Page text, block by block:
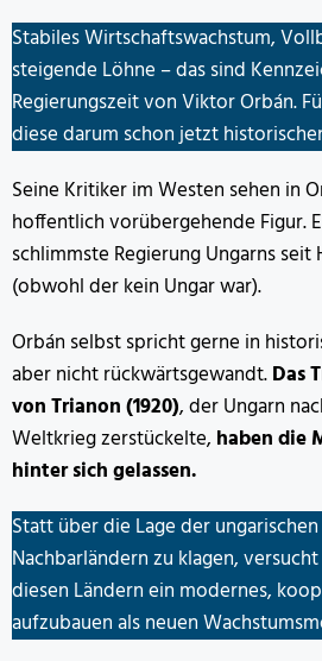
Stabiles Wirtschaftswachstum,
steigende Löhne – das sind
Regierungszeit von Viktor Orbán.
diese darum schon jetzt
Seine Kritiker im Westen sehen in
hoffentlich vorübergehende Figur.
schlimmste Regierung Ungarns
(obwohl der kein Ungar war).
Orbán selbst spricht gerne in
aber nicht rückwärtsgewandt.Das
von Trianon (1920), der Ungarn
Weltkrieg zerstückelte, haben die
hinter sich gelassen.
Statt über die Lage der
Nachbarländern zu klagen,
diesen Ländern ein modernes,
aufzubauen als neuen